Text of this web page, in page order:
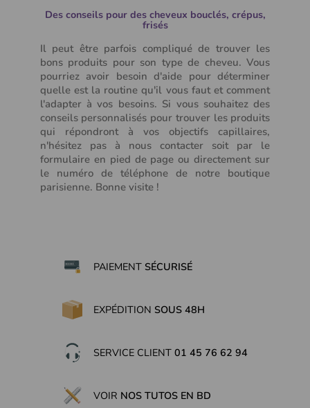
Des conseils pour des cheveux bouclés, crépus,
frisés
Il peut être parfois compliqué de trouver les
bons produits pour son type de cheveu. Vous
pourriez avoir besoin d'aide pour déterminer
quelle est la routine qu'il vous faut et comment
l'adapter à vos besoins. Si vous souhaitez des
conseils personnalisés pour trouver les produits
qui répondront à vos objectifs capillaires,
n'hésitez pas à nous contacter soit par le
formulaire en pied de page ou directement sur
le numéro de téléphone de notre boutique
parisienne. Bonne visite !
PAIEMENT SÉCURISÉ
EXPÉDITION SOUS 48H
SERVICE CLIENT 01 45 76 62 94
VOIR NOS TUTOS EN BD